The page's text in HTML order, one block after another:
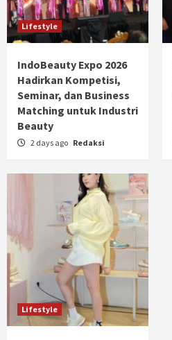
Lifestyle
IndoBeauty Expo 2026
Hadirkan Kompetisi,
Seminar, dan Business
Matching untuk Industri
Beauty
2 days ago Redaksi
Lifestyle